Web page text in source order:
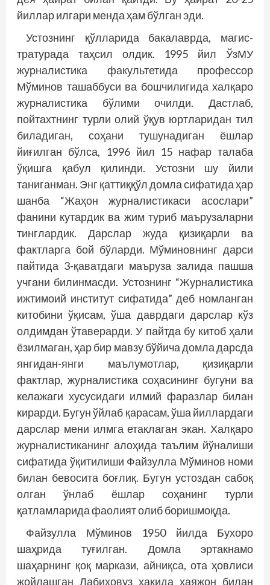
йиллар илгари менда ҳам бўлган эди.
Устознинг қўлларида бакалаврда, магис­
тратурада таҳсил олдик. 1995 йил ЎзМУ
журналис­тика факультетида профессор
Мўминов ташаб­буси ва бошчилигида халқаро
журналис­тика бўлими очилди. Дастлаб,
пойтахтнинг турли олий ўқув юртларидан тил
биладиган, соҳани тушунадиган ёшлар
йиғилган бўлса, 1996 йил 15 нафар талаба
ўқишга қабул қилинди. Устозни шу йили
таниганман. Энг қаттиққўл домла сифатида ҳар
шанба “Жаҳон журналистикаси асослари”
фанини кутардик ва жим туриб маърузаларни
тинглардик. Дарслар жуда қизиқарли ва
фактларга бой бўларди. Мўминовнинг дарси
пайтида 3-қаватдаги маъруза залида пашша
учгани билинмасди. Устознинг “Журналистика
ижтимоий институт сифатида” деб номланган
китобини ўқисам, ўша даврдаги дарслар кўз
олдимдан ўтаверарди. У пайтда бу китоб ҳали
ёзилмаган, ҳар бир мавзу бў­йича домла дарсда
янгидан-янги маълумотлар, қизиқарли
фактлар, журналистика соҳасининг бугуни ва
келажаги хусусидаги илмий фаразлар билан
кирарди. Бугун ўйлаб қарасам, ўша йиллардаги
дарслар мени илмга етаклаган экан. Халқаро
журналистиканинг алоҳида таълим йўналиши
сифатида ўқитилиши Файзулла Мўминов номи
билан бевосита боғлиқ. Бугун устоздан сабоқ
олган ўнлаб ёшлар соҳанинг турли
қатламларида фаолият олиб боришмоқда.
Файзулла Мўминов 1950 йилда Бухоро
шаҳрида туғилган. Домла эртакнамо
шаҳарнинг қоқ маркази, айниқса, ота ҳовлиси
жойлашган Лабиҳовуз ҳақида ҳаяжон билан